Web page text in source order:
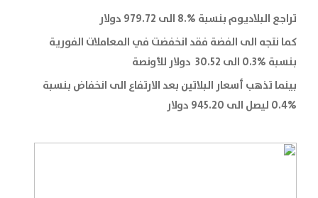
تراجع البلاديوم بنسبة %.8 الى 979.72 دولار
كما نتجه الى الفضة فقد انخفضت في المعاملات الفورية
بنسبة %0.3 الى 30.52 دولار للأونصة
بينما تذهب أسعار البلاتين بعد الارتفاع الى انخفاض بنسبة
%0.4 ليصل الى 945.20 دولار